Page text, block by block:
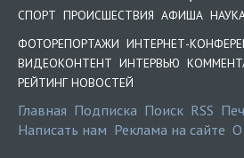
СПОРТ ПРОИСШЕСТВИЯ АФИША
ФОТОРЕПОРТАЖИ ИНТЕРНЕТ-
ВИДЕОКОНТЕНТ ИНТЕРВЬЮ
РЕЙТИНГ НОВОСТЕЙ
Главная Подписка Поиск RSS
Написать нам Реклама на сайте О